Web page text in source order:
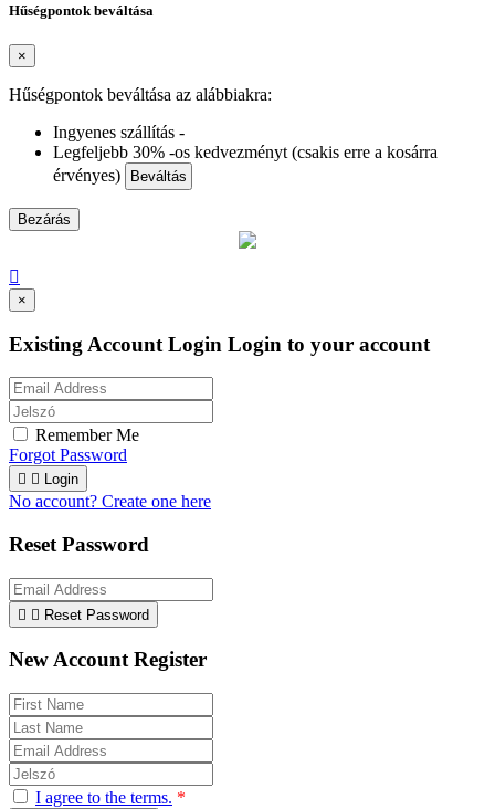
Hűségpontok beváltása
×
Hűségpontok beváltása az alábbiakra:
Ingyenes szállítás -
Legfeljebb 30% -os kedvezményt (csakis erre a kosárra
érvényes)
Beváltás
Bezárás

×
Existing Account Login Login to your account
Remember Me
Forgot Password
  Login
No account? Create one here
Reset Password
  Reset Password
New Account Register
I agree to the terms. *